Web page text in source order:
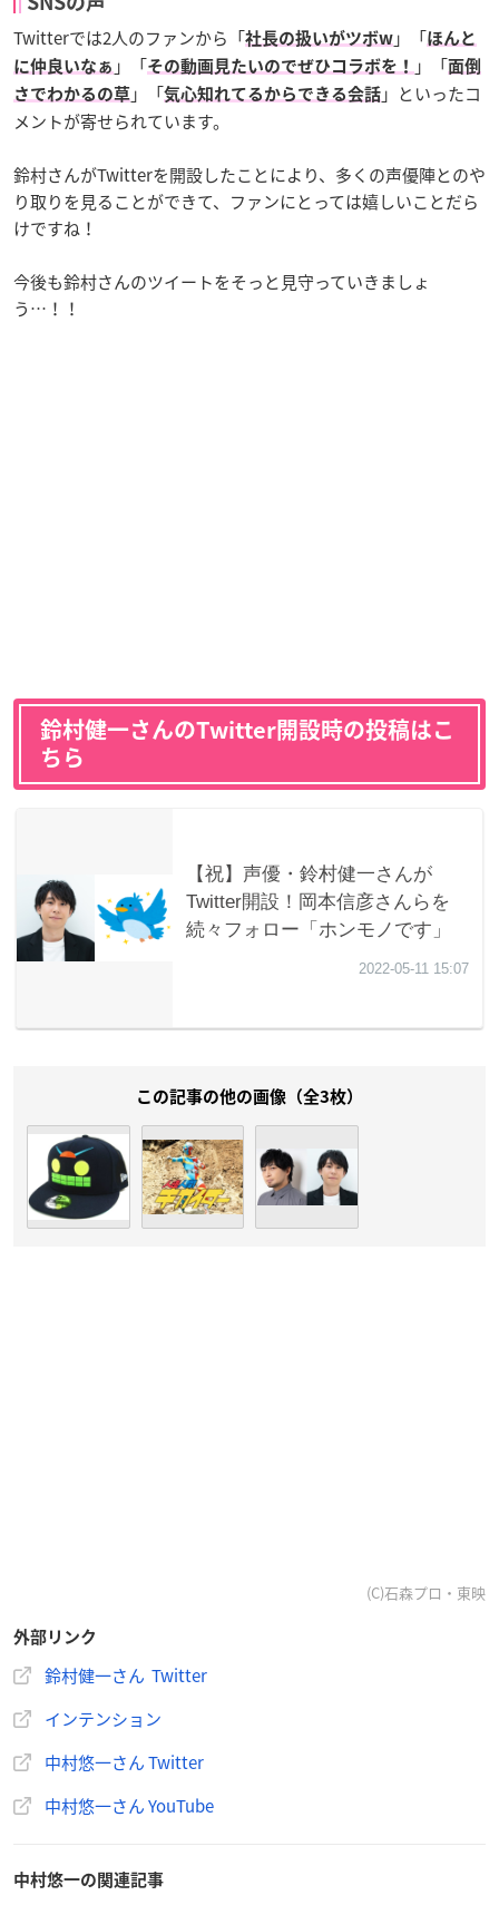
Twitterでは2人のファンから「社長の扱いがツボw 」「ほんと
に仲良いなぁ 」「その動画見たいのでぜひコラボを！ 」「面倒
さでわかるの草 」「気心知れてるからできる会話 」といったコ
メントが寄せられています。
鈴村さんがTwitterを開設したことにより、多くの声優陣とのや
り取りを見ることができて、ファンにとっては嬉しいことだら
けですね！
今後も鈴村さんのツイートをそっと見守っていきましょ
う…！！
鈴村健一さんのTwitter開設時の投稿はこ
ちら
この記事の他の画像（全3枚）
(C)石森プロ・東映
外部リンク
鈴村健一さん Twitter
インテンション
中村悠一さん Twitter
中村悠一さん YouTube
中村悠一の関連記事